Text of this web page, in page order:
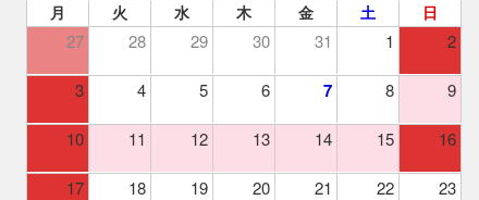
月 火 水 木 金 土 日
27 28 29 30 31 1 2
3 4 5 6 7 8 9
10 11 12 13 14 15 16
17 18 19 20 21 22 23